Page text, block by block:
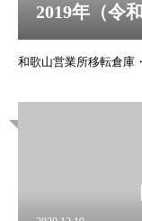
2019年（令
和歌山営業所移転倉庫